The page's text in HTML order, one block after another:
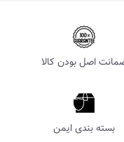
اصل بودن کالا
بسته بندی ایمن